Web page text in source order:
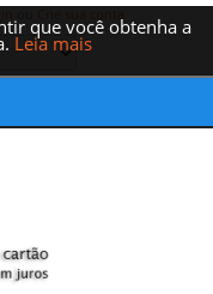
que você obtenha a
Leia mais